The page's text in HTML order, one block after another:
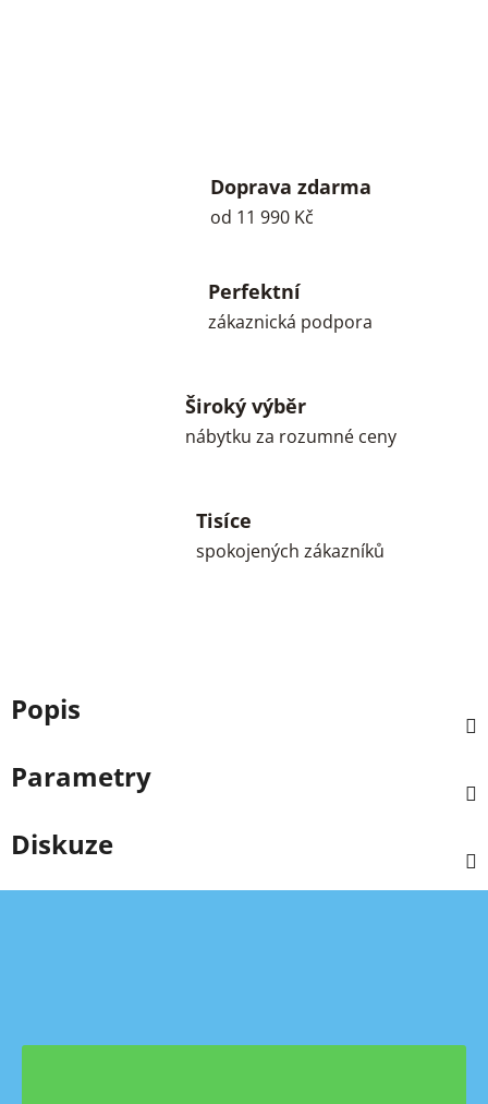
Doprava zdarma
od 11 990 Kč
Perfektní
zákaznická podpora
Široký výběr
nábytku za rozumné ceny
Tisíce
spokojených zákazníků
Popis
Parametry
Diskuze
Z